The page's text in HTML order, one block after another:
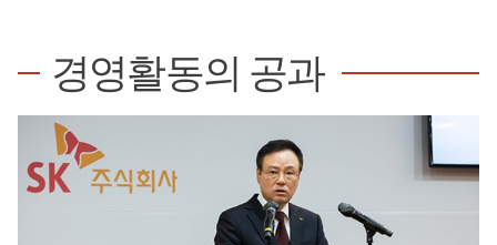
경영활동의 공과